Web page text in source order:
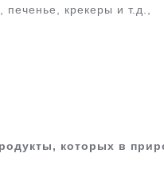
крекеры и т.д.,
которых в